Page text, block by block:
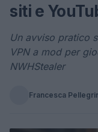
siti e
Un avviso pratico
VPN a mod per
NWHStealer
Francesca